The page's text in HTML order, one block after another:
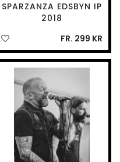
SPARZANZA EDSBYN IP
2018
FR. 299 KR